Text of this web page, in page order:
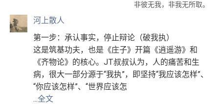
非彼无我，非我无所取。
河上散人
第一步：承认事实，停止辩论（破我执）
这是筑基功夫，也是《庄子》开篇《逍遥游》和
《齐物论》的核心。JT叔叔认为，人的痛苦和生
病，很大一部分源于“我执”，即坚持“我应该怎样”、
“你应该怎样”、“世界应该怎
...全文